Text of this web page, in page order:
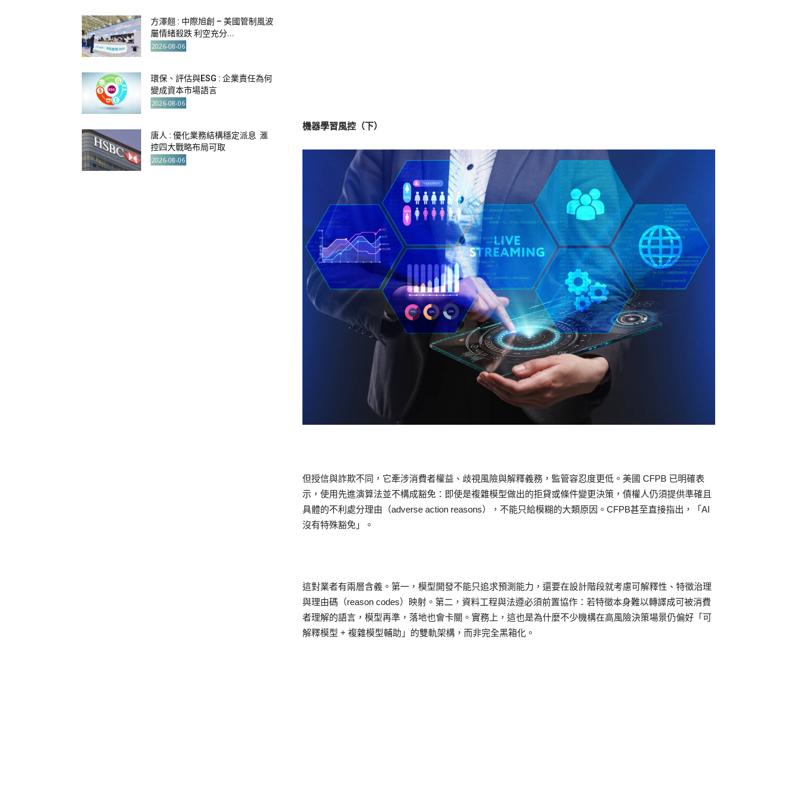
機器學習風控（下）
但授信與詐欺不同，它牽涉消費者權益、歧視風險與解釋義務，監管容忍度更低。美國 CFPB 已明確表
示，使用先進演算法並不構成豁免：即使是複雜模型做出的拒貸或條件變更決策，債權人仍須提供準確且
具體的不利處分理由（adverse action reasons），不能只給模糊的大類原因。CFPB甚至直接指出，「AI
沒有特殊豁免」。
這對業者有兩層含義。第一，模型開發不能只追求預測能力，還要在設計階段就考慮可解釋性、特徵治理
與理由碼（reason codes）映射。第二，資料工程與法遵必須前置協作：若特徵本身難以轉譯成可被消費
者理解的語言，模型再準，落地也會卡關。實務上，這也是為什麼不少機構在高風險決策場景仍偏好「可
解釋模型 + 複雜模型輔助」的雙軌架構，而非完全黑箱化。
方澤翹 : 中際旭創 – 美國管制風波
屬情緒殺跌 利空充分...
2026-08-06
環保、評估與ESG : 企業責任為何
變成資本市場語言
2026-08-06
唐人 : 優化業務結構穩定派息 滙
控四大戰略布局可取
2026-08-06